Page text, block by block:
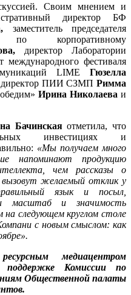
Своим мнением и
директор БФ
заместитель председателя
по корпоративному
директор Лаборатории
международного фестиваля
LIME Гюзелла
директор ПИИ СЗМП Римма
Ирина Николаеваи
Бачинскаяотметила, что
инвестициях и
«Мы получаем много
напоминают продукцию
чем рассказы о
желаемый отклик у
язык и посыл,
масштаб и значимость
следующем круглом столе
с новым смыслом: как
медиацентром
Комиссии по
Общественной палаты